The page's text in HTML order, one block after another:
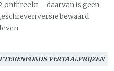
ontbreekt – daarvan is geen
versie bewaard
VERTAALPRIJZEN